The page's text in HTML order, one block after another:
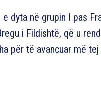
dyta në grupin I pas
i Fildishtë, që u
për të avancuar më tej